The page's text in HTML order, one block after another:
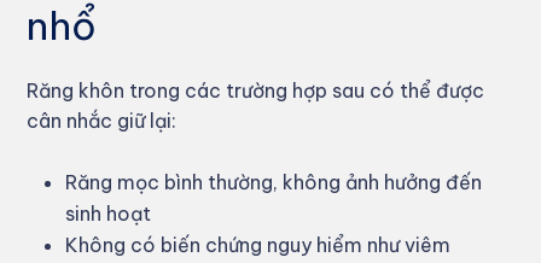
nhổ
Răng khôn trong các trường hợp sau có thể được
cân nhắc giữ lại:
Răng mọc bình thường, không ảnh hưởng đến
sinh hoạt
Không có biến chứng nguy hiểm như viêm